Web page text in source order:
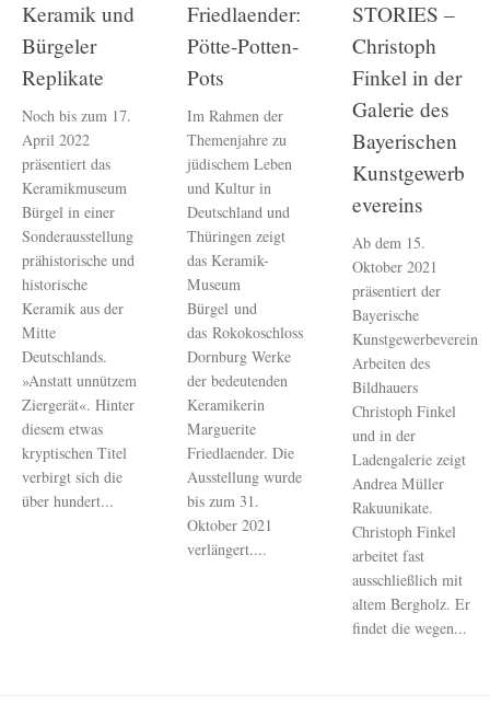
Keramik und
Bürgeler
Replikate
Noch bis zum 17.
April 2022
präsentiert das
Keramikmuseum
Bürgel in einer
Sonderausstellung
prähistorische und
historische
Keramik aus der
Mitte
Deutschlands.
»Anstatt unnützem
Ziergerät«. Hinter
diesem etwas
kryptischen Titel
verbirgt sich die
über hundert...
Friedlaender:
Pötte-Potten-
Pots
Im Rahmen der
Themenjahre zu
jüdischem Leben
und Kultur in
Deutschland und
Thüringen zeigt
das Keramik-
Museum
Bürgel und
das Rokokoschloss
Dornburg Werke
der bedeutenden
Keramikerin
Marguerite
Friedlaender. Die
Ausstellung wurde
bis zum 31.
Oktober 2021
verlängert....
STORIES –
Christoph
Finkel in der
Galerie des
Bayerischen
Kunstgewerb
evereins
Ab dem 15.
Oktober 2021
präsentiert der
Bayerische
Kunstgewerbeverein
Arbeiten des
Bildhauers
Christoph Finkel
und in der
Ladengalerie zeigt
Andrea Müller
Rakuunikate.
Christoph Finkel
arbeitet fast
ausschließlich mit
altem Bergholz. Er
findet die wegen...